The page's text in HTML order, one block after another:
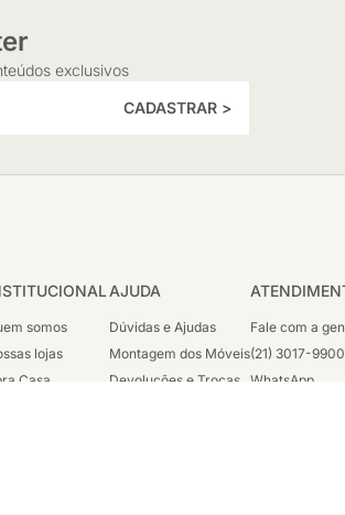
exclusivos
CADASTRAR >
somos
lojas
Casa
AJUDA
Dúvidas e Ajudas
Montagem dos Móveis
Devoluções e Trocas
Fale com a
(21) 3017-
WhatsApp